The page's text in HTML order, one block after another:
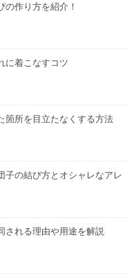
の作り方を紹介！
に着こなすコツ
箇所を目立たなくする方法
子の結び方とオシャレなアレ
される理由や用途を解説